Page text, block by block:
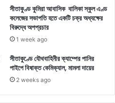
সীতাকুণ্ড কুমিরা আবাসিক বালিকা স্কুল এণ্ড
কলেজের সভাপতি হতে একটি চক্র অধ্যক্ষের
বিরুদ্ধে অপপ্রচার
1 week ago
সীতাকুণ্ডে যৌথবাহিনীর ক্যাম্পের পানির
পাইপে বিষাক্ত কেমিক্যাল, মামলা দায়ের
2 weeks ago